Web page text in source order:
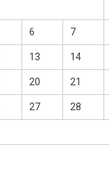
6 7
13 14
20 21
27 28